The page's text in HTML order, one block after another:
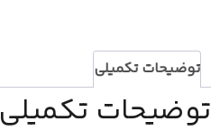
توضیحات تکمیلی
توضیحات تکمیلی